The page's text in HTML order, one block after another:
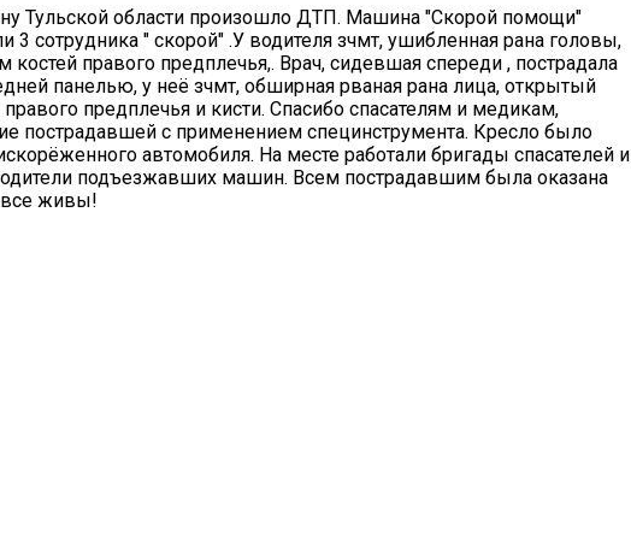
Тульской области произошло ДТП. Машина "Скорой помощи"
3 сотрудника " скорой" .У водителя зчмт, ушибленная рана головы,
правого предплечья,. Врач, сидевшая спереди , пострадала
панелью, у неё зчмт, обширная рваная рана лица, открытый
предплечья и кисти. Спасибо спасателям и медикам,
пострадавшей с применением специнструмента. Кресло было
автомобиля. На месте работали бригады спасателей и
подъезжавших машин. Всем пострадавшим была оказана
все живы!